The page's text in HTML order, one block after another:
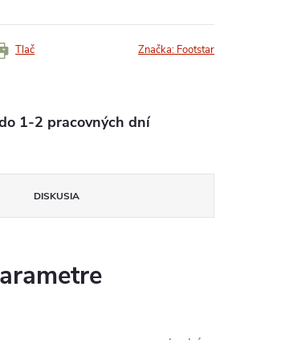
Tlač Značka: Footstar
1-2 pracovných dní
DISKUSIA